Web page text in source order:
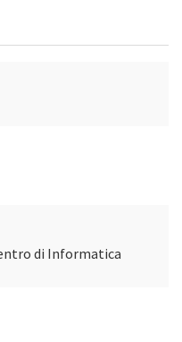
di Informatica